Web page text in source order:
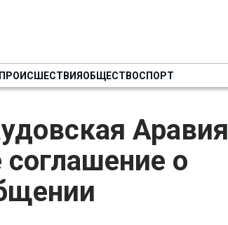
ПРОИСШЕСТВИЯОБЩЕСТВОСПОРТ
Аравия
о